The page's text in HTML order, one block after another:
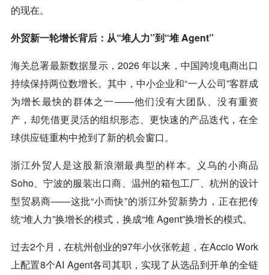
的现在。
外贸新一轮增长背后：从“堆人力”到“堆 Agent”
海关总署最新数据显示，2026 年以来，中国跨境电商出口
持续保持两位数增长。其中，中小企业和“一人公司”客群成
为增长最快的群体之一——他们没有大团队、没有重资
产，却凭借更灵活的组织形态、更快速的产品迭代，在全
球供应链重构中抢到了新的机会窗口。
浙江外贸人是这股新浪潮最典型的样本。义乌的小商品
Soho、宁波的服装出口商、温州的箱包工厂、杭州的设计
型贸易商——这批“小而快”的浙江外贸新势力，正在把传
统“堆人力”换增长的模式，换成“堆 Agent”换增长的模式。
过去2个月，在杭州创业的97年小伙张乾超，在Accio Work
上配置8个AI Agent各司其职，实现了从选品到开单的全链